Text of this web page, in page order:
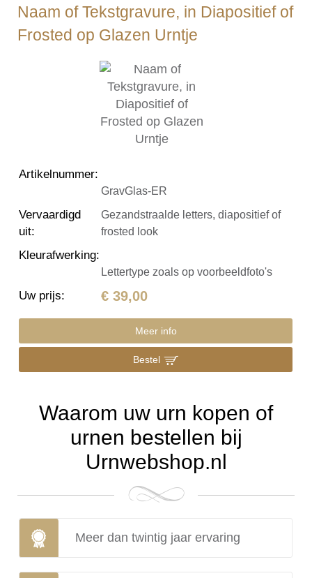
Naam of Tekstgravure, in Diapositief of
Frosted op Glazen Urntje
Artikelnummer:
GravGlas-ER
Vervaardigd
uit:
Gezandstraalde letters, diapositief of
frosted look
Kleurafwerking:
Lettertype zoals op voorbeeldfoto's
Uw prijs: € 39,00
Meer info
Bestel
Waarom uw urn kopen of
urnen bestellen bij
Urnwebshop.nl
Meer dan twintig jaar ervaring